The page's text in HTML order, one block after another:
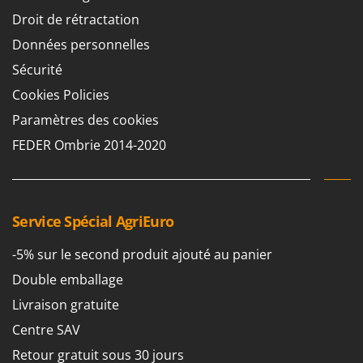
Chaudrons électriques pour polenta
Cisailles à gazon à batterie
Cisailles taille-haies manuelles
Coupe-branches
Cultivateurs Tiller à ressorts - Extirpateurs
D
Débroussailleuses
Décompacteurs agricoles
Découpeurs plasma
Déplaqueuses de gazon
Barbieri
Batavia
Benassi
Beper
Berkel
Besser Vacuum
Beta tools
Bissell
Black & Decker
BlackStone
Blue Bird
Bomet
Droit de rétractation
Données personnelles
Sécurité
Cookies Policies
Paramètres des cookies
FEDER Ombrie 2014-2020
Service Spécial AgriEuro
-5% sur le second produit ajouté au panier
Double emballage
Livraison gratuite
Centre SAV
Retour gratuit sous 30 jours